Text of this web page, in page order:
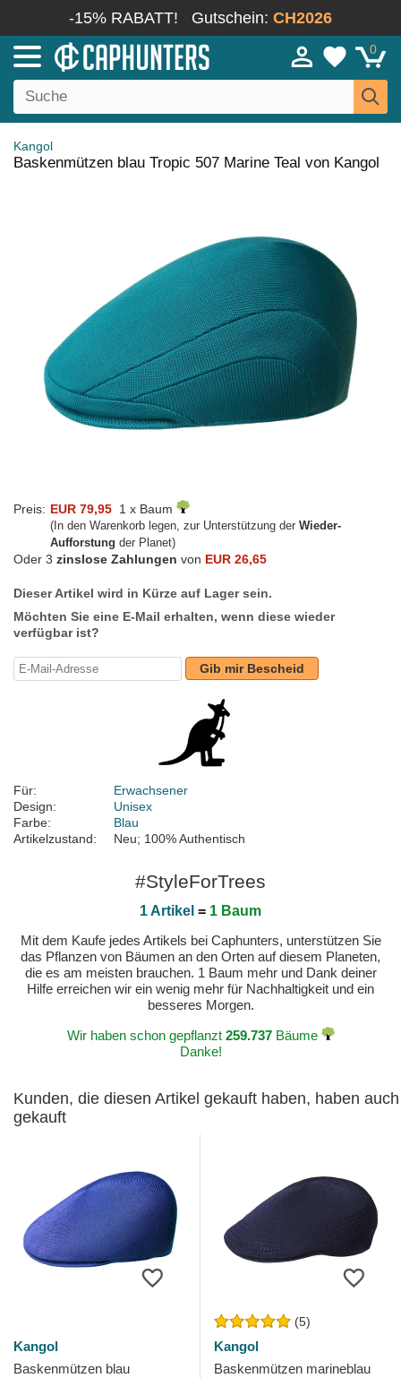
-15% RABATT! Gutschein: CH2026
0
Kangol
Baskenmützen blau Tropic 507 Marine Teal von Kangol
Preis: EUR 79,95 1 x Baum
(In den Warenkorb legen, zur Unterstützung der Wieder-
Aufforstung der Planet)
Oder 3 zinslose Zahlungen von EUR 26,65
Dieser Artikel wird in Kürze auf Lager sein.
Möchten Sie eine E-Mail erhalten, wenn diese wieder
verfügbar ist?
Gib mir Bescheid
Für:
Erwachsener
Design:
Unisex
Farbe:
Blau
Artikelzustand:
Neu; 100% Authentisch
#StyleForTrees
1 Artikel = 1 Baum
Mit dem Kaufe jedes Artikels bei Caphunters, unterstützen Sie
das Pflanzen von Bäumen an den Orten auf diesem Planeten,
die es am meisten brauchen. 1 Baum mehr und Dank deiner
Hilfe erreichen wir ein wenig mehr für Nachhaltigkeit und ein
besseres Morgen.
Wir haben schon gepflanzt 259.737Bäume
Danke!
Kunden, die diesen Artikel gekauft haben, haben auch
gekauft
Kangol
Baskenmützen blau
(5)
Kangol
Baskenmützen marineblau